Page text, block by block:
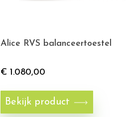
Alice RVS balanceertoestel
€ 1.080,00
Bekijk product